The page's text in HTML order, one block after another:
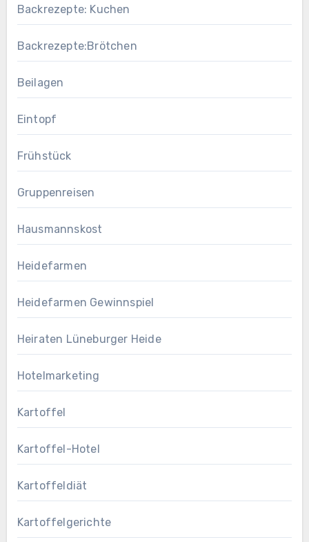
Backrezepte: Kuchen
Backrezepte:Brötchen
Beilagen
Eintopf
Frühstück
Gruppenreisen
Hausmannskost
Heidefarmen
Heidefarmen Gewinnspiel
Heiraten Lüneburger Heide
Hotelmarketing
Kartoffel
Kartoffel-Hotel
Kartoffeldiät
Kartoffelgerichte